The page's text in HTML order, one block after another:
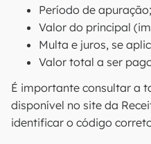
Período de apuração;
Valor do principal
Multa e juros, se
Valor total a ser
É importante consultar a
disponível no site da
identificar o código